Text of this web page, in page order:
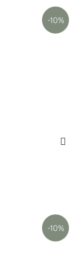
-10%
-10%